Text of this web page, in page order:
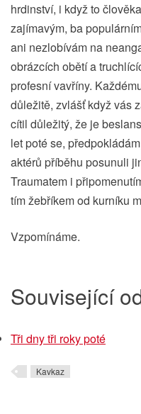
hrdinství, i když to
zajímavým, ba
ani nezlobívám na
obrázcích obětí a
profesní vavříny.
důležitě, zvlášť když vás
cítil důležitý, že je
let poté se,
aktérů příběhu posunuli
Traumatem i
tím žebříkem od kurníku
Vzpomínáme.
Související
Tři dny tři roky poté
Kavkaz